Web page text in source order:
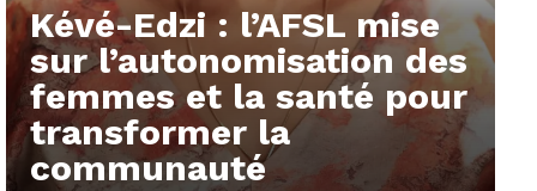
Kévé-Edzi : l’AFSL mise
sur l’autonomisation des
femmes et la santé pour
transformer la
communauté